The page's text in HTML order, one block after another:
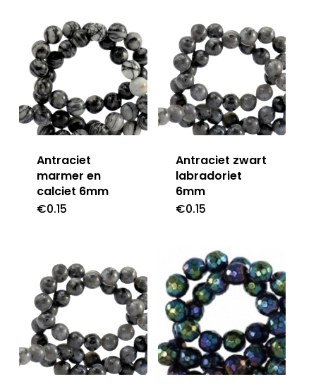
Antraciet
marmer en
calciet 6mm
€0.15
Antraciet zwart
labradoriet
6mm
€0.15